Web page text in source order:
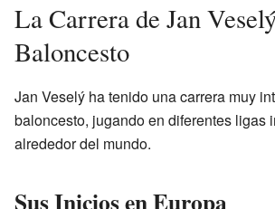
La Carrera de Jan
Baloncesto
Jan Veselý ha tenido una carrera muy
baloncesto, jugando en diferentes ligas
alrededor del mundo.
Sus Inicios en Europa